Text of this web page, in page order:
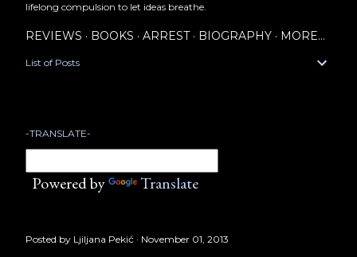
lifelong compulsion to let ideas breathe.
REVIEWS BOOKS ARREST BIOGRAPHY MORE…
List of Posts
-TRANSLATE-
Powered by Translate
Posted by Ljiljana Pekić November 01, 2013